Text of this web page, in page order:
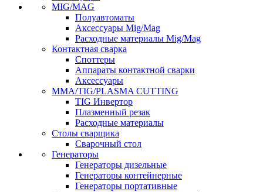
MIG/MAG
Полуавтоматы
Аксессуары Mig/Mag
Расходные материалы Mig/Mag
Контактная сварка
Споттеры
Аппараты контактной сварки
Аксессуары
MMA/TIG/PLASMA CUTTING
TIG Инвертор
Плазменный резак
Расходные материалы
Столы сварщика
Сварочный стол
Генераторы
Генераторы дизельные
Генераторы контейнерные
Генераторы портативные